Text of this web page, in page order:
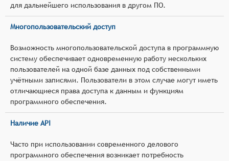
для дальнейшего использования в другом ПО.
Многопользовательский доступ
Возможность многопользовательской доступа в программную
систему обеспечивает одновременную работу нескольких
пользователей на одной базе данных под собственными
учётными записями. Пользователи в этом случае могут иметь
отличающиеся права доступа к данным и функциям
программного обеспечения.
Наличие API
Часто при использовании современного делового
программного обеспечения возникает потребность